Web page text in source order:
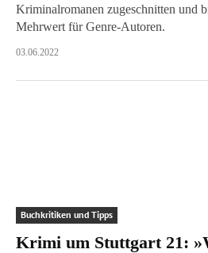
Kriminalromanen zugeschnitten und
Mehrwert für Genre-Autoren.
03.06.2022
Buchkritiken und Tipps
Krimi um Stuttgart 21: